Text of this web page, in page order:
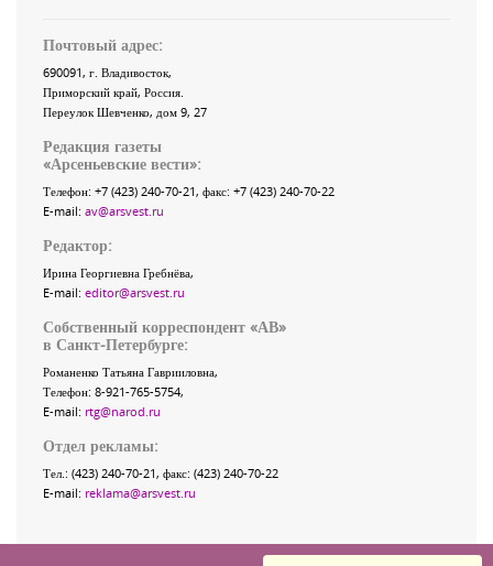
Почтовый адрес:
690091, г. Владивосток,
Приморский край, Россия.
Переулок Шевченко, дом 9, 27
Редакция газеты
«Арсеньевские вести»:
Телефон: +7 (423) 240-70-21, факс: +7 (423) 240-70-22
E-mail: av@arsvest.ru
Редактор:
Ирина Георгиевна Гребнёва,
E-mail: editor@arsvest.ru
Собственный корреспондент «АВ»
в Санкт-Петербурге:
Романенко Татьяна Гаврииловна,
Телефон: 8-921-765-5754,
E-mail: rtg@narod.ru
Отдел рекламы:
Тел.: (423) 240-70-21, факс: (423) 240-70-22
E-mail: reklama@arsvest.ru